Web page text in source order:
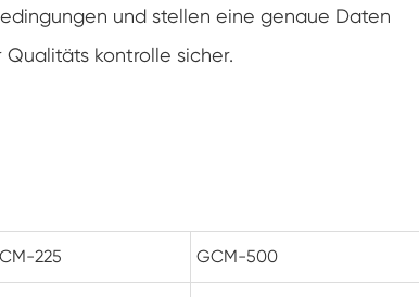
Klimakammer
und stellen eine genaue Daten
kontrolle sicher.
225 GCM-500